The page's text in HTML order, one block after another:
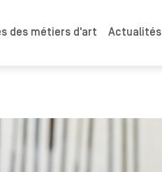
des métiers d'art Actualités